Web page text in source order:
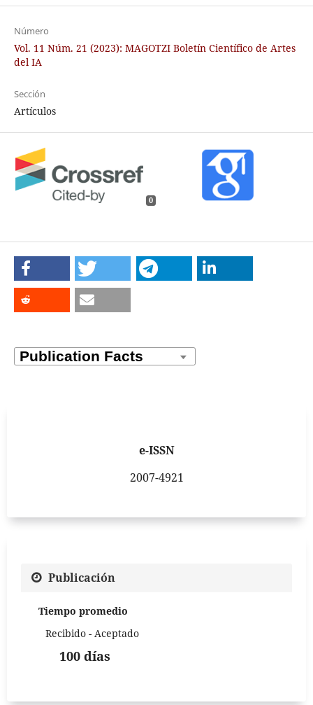
Número
Vol. 11 Núm. 21 (2023): MAGOTZI Boletín Científico de Artes
del IA
Sección
Artículos
0
e-ISSN
2007-4921
Publicación
Tiempo promedio
Recibido - Aceptado
100 días